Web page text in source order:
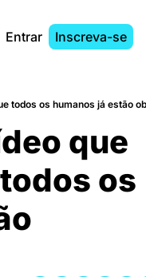
Entrar Inscreva-se
todos os humanos já estão
que
os